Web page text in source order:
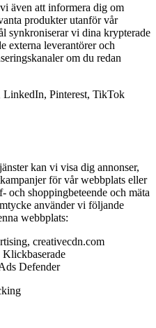
även att informera dig om
produkter utanför vår
synkroniserar vi dina krypterade
externa leverantörer och
om du redan
Pinterest, TikTok
kan vi visa dig annonser,
för vår webbplats eller
och shoppingbeteende och mäta
använder vi följande
webbplats:
creativecdn.com
Defender